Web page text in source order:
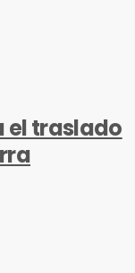
el traslado